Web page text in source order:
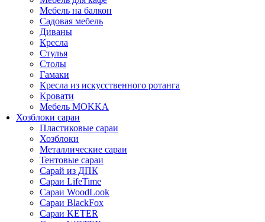
Мебель на балкон
Садовая мебель
Диваны
Кресла
Стулья
Столы
Гамаки
Кресла из искусственного ротанга
Кровати
Мебель MOKKA
Хозблоки сараи
Пластиковые сараи
Хозблоки
Металлические сараи
Тентовые сараи
Сарай из ДПК
Cараи LifeTime
Cараи WoodLook
Сараи BlackFox
Сараи KETER